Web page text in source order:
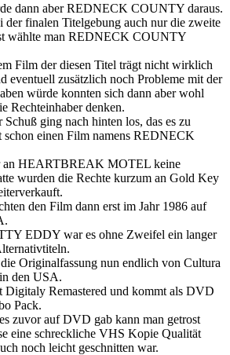
dann aber REDNECK COUNTY daraus.
der finalen Titelgebung auch nur die zweite
wählte man REDNECK COUNTY
Film der diesen Titel trägt nicht wirklich
eventuell zusätzlich noch Probleme mit der
würde konnten sich dann aber wohl
Rechteinhaber denken.
Schuß ging nach hinten los, das es zu
schon einen Film namens REDNECK
an HEARTBREAK MOTEL keine
wurden die Rechte kurzum an Gold Key
den Film dann erst im Jahr 1986 auf
EDDY war es ohne Zweifel ein langer
Originalfassung nun endlich von Cultura
den USA.
Digitaly Remastered und kommt als DVD
Pack.
zuvor auf DVD gab kann man getrost
eine schreckliche VHS Kopie Qualität
noch leicht geschnitten war.